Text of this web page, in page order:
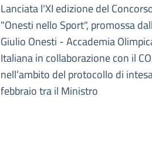
Lanciata l'XI edizione del
"Onesti nello Sport", promossa
Giulio Onesti - Accademia
Italiana in collaborazione con il
nell’ambito del protocollo di
febbraio tra il Ministro